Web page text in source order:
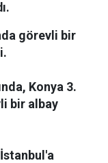
görevli bir
Konya 3.
bir albay